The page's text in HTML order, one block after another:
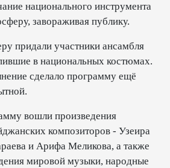
национального инструмента
завораживая публику.
придали участники ансамбля
в национальных костюмах.
сделало программу ещё
вошли произведения
композиторов - Узеира
и Арифа Меликова, а также
мировой музыки, народные